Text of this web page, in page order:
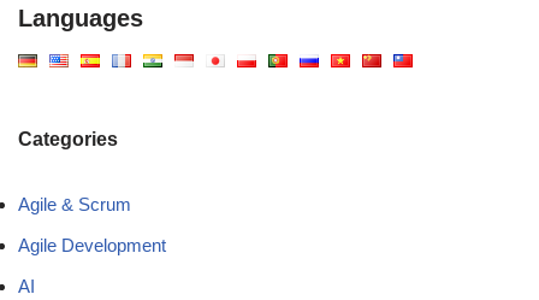
Languages
Categories
Agile & Scrum
Agile Development
AI